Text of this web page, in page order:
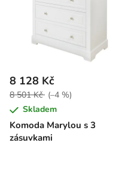
Komoda Marylou s 3
zásuvkami
8 128 Kč
8 501 Kč (–4 %)
Skladem